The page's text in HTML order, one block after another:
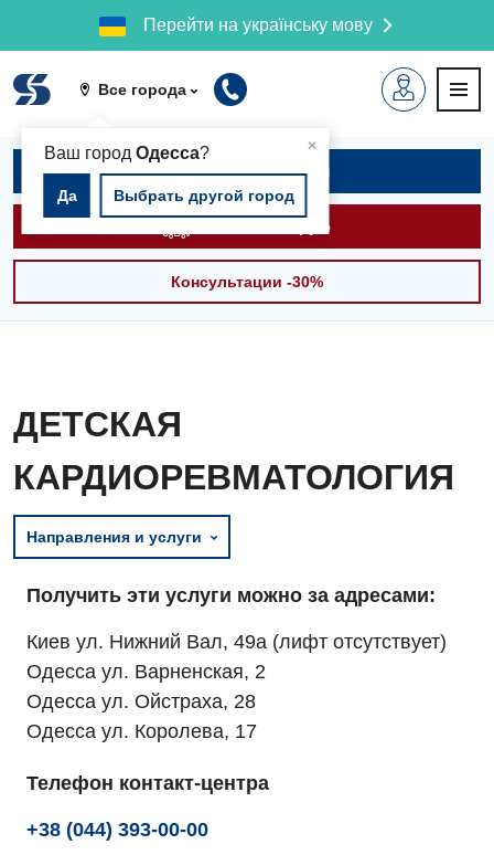
Перейти на українську мову
Все города
×
Ваш город Одесса?
Да Выбрать другой город
Записаться на приём
Вызвать скорую
Консультации -30%
ДЕТСКАЯ
КАРДИОРЕВМАТОЛОГИЯ
Направления и услуги
Получить эти услуги можно за адресами:
Киев ул. Нижний Вал, 49а (лифт отсутствует)
Одесса ул. Варненская, 2
Одесса ул. Ойстраха, 28
Одесса ул. Королева, 17
Телефон контакт-центра
+38 (044) 393-00-00